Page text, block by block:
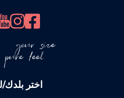
your size
pure feel
اختر